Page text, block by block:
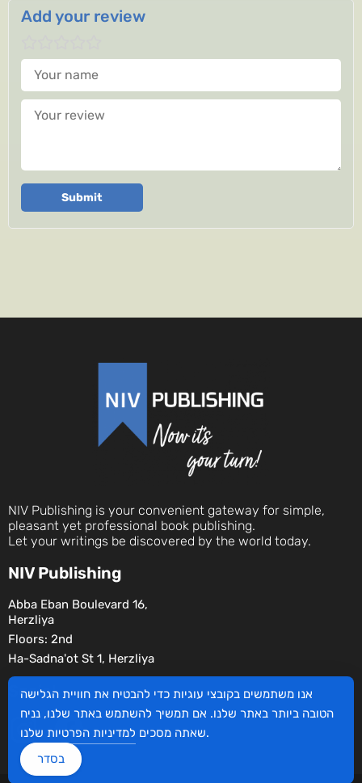
Add your review
Your name
Your review
Submit
NIV Publishing is your convenient gateway for simple,
pleasant yet professional book publishing.
Let your writings be discovered by the world today.
NIV Publishing
Abba Eban Boulevard 16,
Herzliya
Floors: 2nd
Ha-Sadna'ot St 1, Herzliya
Social
אנו משתמשים בקובצי עוגיות כדי להבטיח את חוויית הגלישה
הטובה ביותר באתר שלנו. אם תמשיך להשתמש באתר שלנו, נניח
שאתה מסכים למדיניות הפרטיות
שלנו.
בסדר